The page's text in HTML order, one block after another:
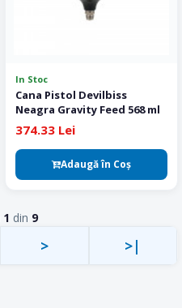
In Stoc
Cana Pistol Devilbiss
Neagra Gravity Feed 568 ml
374.33 Lei
Adaugă în Coş
1 din 9
> >|